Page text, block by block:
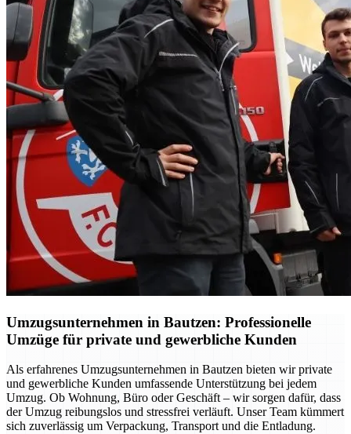
Umzugsunternehmen in Bautzen: Professionelle
Umzüge für private und gewerbliche Kunden
Als erfahrenes Umzugsunternehmen in Bautzen bieten wir private
und gewerbliche Kunden umfassende Unterstützung bei jedem
Umzug. Ob Wohnung, Büro oder Geschäft – wir sorgen dafür, dass
der Umzug reibungslos und stressfrei verläuft. Unser Team kümmert
sich zuverlässig um Verpackung, Transport und die Entladung.